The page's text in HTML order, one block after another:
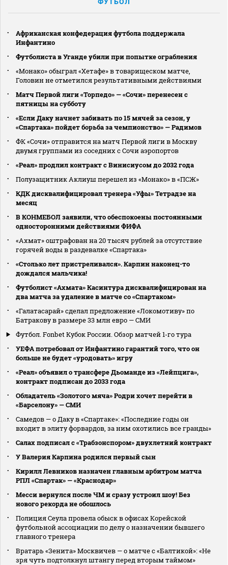
Африканская конфедерация футбола поддержала
Инфантино
Футболиста в Уганде убили при попытке ограбления
«Монако» обыграл «Хетафе» в товарищеском матче,
Головин не отметился результативными действиями
Матч Первой лиги «Торпедо» — «Сочи» перенесен с
пятницы на субботу
«Если Даку начнет забивать по 15 мячей за сезон, у
«Спартака» пойдет борьба за чемпионство» — Радимов
ФК «Сочи» отправится на матч Первой лиги в Москву
двумя группами из соседних с Сочи аэропортов
«Реал» продлил контракт с Винисиусом до 2032 года
Полузащитник Аклиуш перешел из «Монако» в «ПСЖ»
КДК дисквалифицировал тренера «Уфы» Тетрадзе на
месяц
В КОНМЕБОЛ заявили, что обеспокоены постоянными
односторонними действиями ФИФА
«Ахмат» оштрафован на 20 тысяч рублей за отсутствие
горячей воды в раздевалке «Спартака»
«Столько лет пристреливался». Карпин наконец-то
дождался мальчика!
Футболист «Ахмата» Касинтура дисквалифицирован на
два матча за удаление в матче со «Спартаком»
«Галатасарай» сделал предложение «Локомотиву» по
Батракову в размере 33 млн евро — СМИ
Футбол. Fonbet Кубок России. Обзор матчей 1-го тура
УЕФА потребовал от Инфантино гарантий того, что он
больше не будет «уродовать» игру
«Реал» объявил о трансфере Дьоманде из «Лейпцига»,
контракт подписан до 2033 года
Обладатель «Золотого мяча» Родри хочет перейти в
«Барселону» — СМИ
Самедов — о Даку в «Спартаке»: «Последние годы он
входит в элиту форвардов, за ним охотились все гранды»
Салах подписал с «Трабзонспором» двухлетний контракт
У Валерия Карпина родился первый сын
Кирилл Левников назначен главным арбитром матча
РПЛ «Спартак» — «Краснодар»
Месси вернулся после ЧМ и сразу устроил шоу! Без
нового рекорда не обошлось
Полиция Сеула провела обыск в офисах Корейской
футбольной ассоциации по делу о назначении бывшего
главного тренера
Вратарь «Зенита» Москвичев — о матче с «Балтикой»: «Не
зря чуть подтолкнул штангу перед вторым таймом»